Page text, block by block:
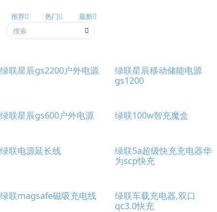
推荐 热门 最新
绿联星辰gs2200户外电源
绿联星辰移动储能电源
gs1200
绿联星辰gs600户外电源 绿联100w智充魔盒
绿联电源延长线
绿联5a超级快充充电器华
为scp快充
绿联magsafe磁吸充电线
绿联车载充电器,双口
qc3.0快充